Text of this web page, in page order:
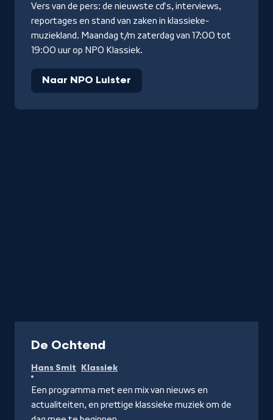
Vers van de pers: de nieuwste cd's, interviews,
reportages en stand van zaken in klassieke-
muziekland. Maandag t/m zaterdag van 17:00 tot
19:00 uur op NPO Klassiek.
Naar NPO Luister
De Ochtend
Hans Smit Klassiek
Een programma met een mix van nieuws en
actualiteiten, en prettige klassieke muziek om de